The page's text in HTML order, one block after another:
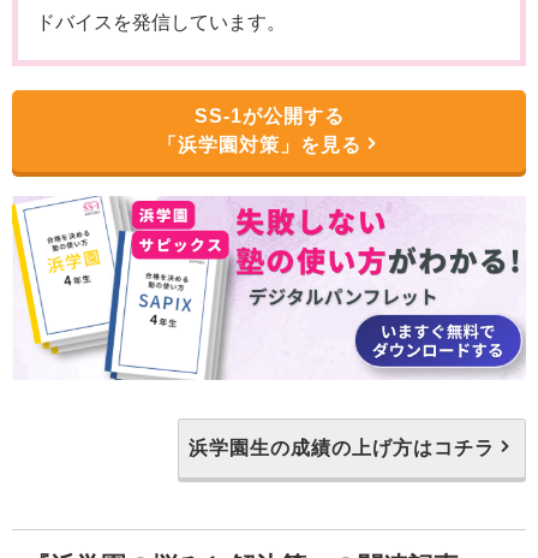
ドバイスを発信しています。
SS-1が公開する
「浜学園対策」を見る
浜学園生の成績の上げ方はコチラ